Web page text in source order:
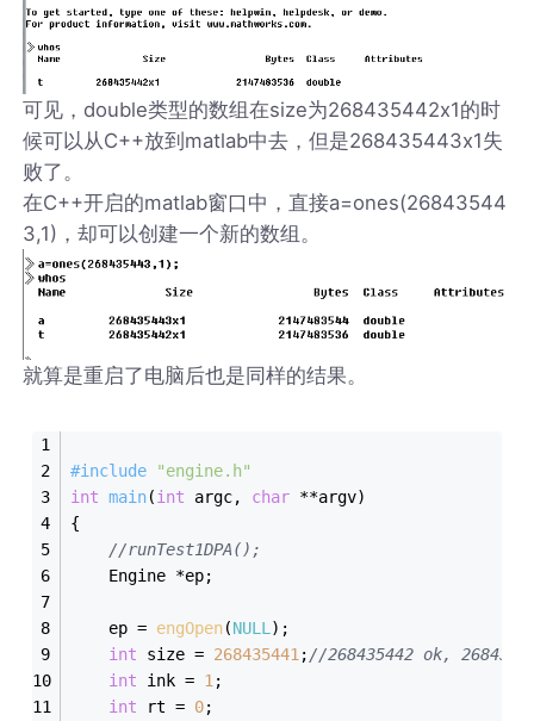
可见，double类型的数组在size为268435442x1的时
候可以从C++放到matlab中去，但是268435443x1失
败了。
在C++开启的matlab窗口中，直接a=ones(26843544
3,1)，却可以创建一个新的数组。
就算是重启了电脑后也是同样的结果。
#include
"engine.h"
int main(int argc, char **argv)
{
//runTest1DPA();
	Engine *ep;
	ep =
engOpen(NULL );
int size = 268435441 ;//268435442 ok,
int ink = 1 ;
int rt = 0;